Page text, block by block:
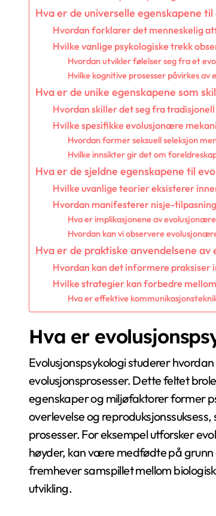
Hva er de universelle egenskapene
Hvordan forklarer det menneskelig
Hvilke vanlige psykologiske trekk
Hvordan utvikler følelser seg fra et
Hvilke kognitive prosesser påvirkes av
Hva er de unike egenskapene som
Hvordan skiller det seg fra
Hvilke spesifikke evolusjonære
Hvordan former seksuell seleksjon
Hvilke innsikter gir det om
Hva er de sjeldne egenskapene til
Hvilke uvanlige teorier eksisterer
Hvordan manifesterer nisje-
Hva er implikasjonene av
Hvordan kan vi observere
Hva er de praktiske anvendelsene av
Hvordan kan det informere praksiser
Hvilke strategier kan forbedre
Hva er effektive
Hva er
Evolusjonspsykologi studerer
evolusjonsprosesser. Dette feltet
egenskaper og miljøfaktorer former
overlevelse og
prosesser. For eksempel utforsker
høyder, kan være medfødte på
fremhever samspillet mellom
utvikling.